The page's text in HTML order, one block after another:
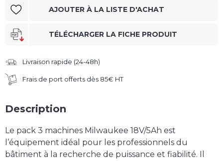
AJOUTER À LA LISTE D'ACHAT
TÉLÉCHARGER LA FICHE PRODUIT
Livraison rapide (24-48h)
Frais de port offerts dès 85€ HT
Description
Le pack 3 machines Milwaukee 18V/5Ah est
l’équipement idéal pour les professionnels du
bâtiment à la recherche de puissance et fiabilité. Il